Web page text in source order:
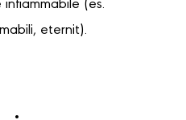
(es.
eternit).